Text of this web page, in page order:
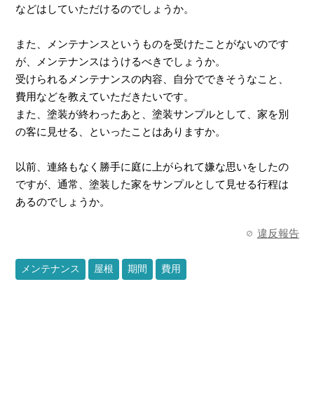
などはしていただけるのでしょうか。
また、メンテナンスというものを受けたことがないのです
が、メンテナンスはうけるべきでしょうか。
受けられるメンテナンスの内容、自分でできそうなこと、
費用などを教えていただきたいです。
また、塗装が終わったあと、塗装サンプルとして、家を別
の客に見せる、といったことはありますか。
以前、連絡もなく勝手に庭に上がられて嫌な思いをしたの
ですが、通常、塗装した家をサンプルとして見せる行程は
あるのでしょうか。
違反報告
メンテナンス 屋根 期間 費用